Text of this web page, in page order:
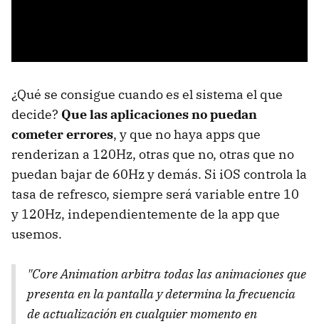
¿Qué se consigue cuando es el sistema el que
decide? Que las aplicaciones no puedan
cometer errores, y que no haya apps que
renderizan a 120Hz, otras que no, otras que no
puedan bajar de 60Hz y demás. Si iOS controla la
tasa de refresco, siempre será variable entre 10
y 120Hz, independientemente de la app que
usemos.
"Core Animation arbitra todas las animaciones que
presenta en la pantalla y determina la frecuencia
de actualización en cualquier momento en